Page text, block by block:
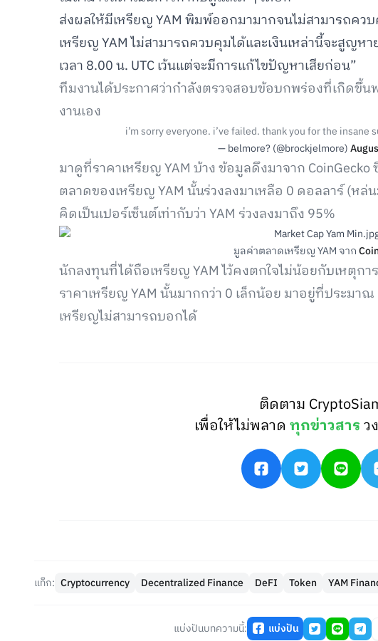
ส่งผลให้มีเหรียญ YAM พิมพ์ออกมามากจนไม่สามารถคว
เหรียญ YAM ไม่สามารถควบคุมได้และเงินเหล่านี้จะสูญห
เวลา 8.00 น. UTC เว้นแต่จะมีการแก้ไขปัญหาเสียก่อน”
ทีมงานได้ประกาศว่ากำลังตรวจสอบข้อบกพร่องที่เกิดขึ้
งานเอง
i’m sorry everyone. i’ve failed. thank you for the insane
— belmore? (@brockjelmore)
มาดูที่ราคาเหรียญ YAM บ้าง ข้อมูลดึงมาจาก
ตลาดของเหรียญ YAM นั้นร่วงลงมาเหลือ 0 ดอลลาร์ (ห
คิดเป็นเปอร์เซ็นต์เท่ากับว่า YAM ร่วงลงมาถึง 95%
มูลค่าตลาดเหรียญ YAM จาก
นักลงทุนที่ได้ถือเหรียญ YAM ไว้คงตกใจไม่น้อยกับเหตุก
ราคาเหรียญ YAM นั้นมากกว่า 0 เล็กน้อย มาอยู่ที่ประมา
เหรียญไม่สามารถบอกได้
ติดตาม
เพื่อให้ไม่พลาดทุกข่าวสารว
แท็ก: Cryptocurrency Decentralized Finance DeFI Token YAM
แบ่งปันบทความนี้: แบ่งปัน